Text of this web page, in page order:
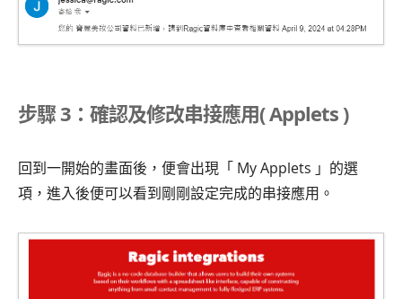
步驟 3：確認及修改串接應用( Applets )
回到一開始的畫面後，便會出現「 My Applets 」的選
項，進入後便可以看到剛剛設定完成的串接應用。